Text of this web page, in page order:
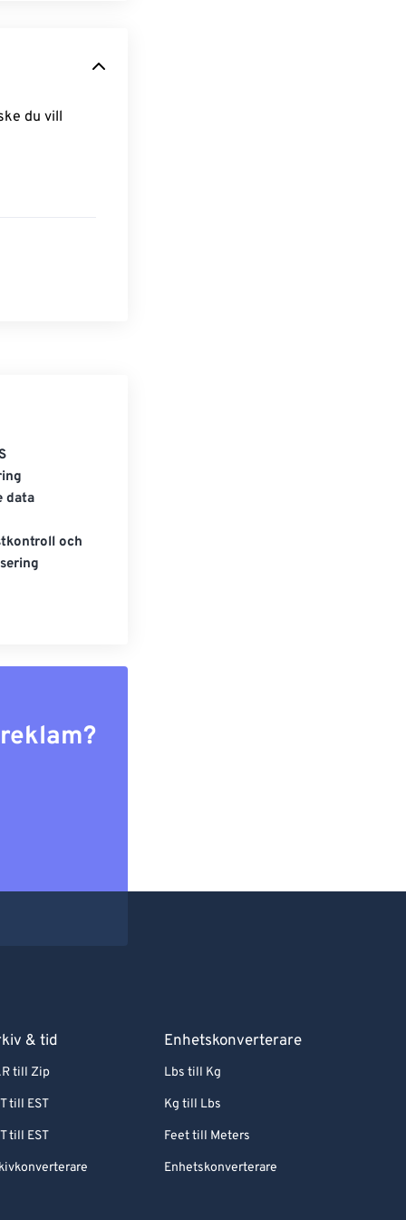
data
och
& tid
till Zip
till EST
till EST
Enhetskonverterare
Lbs till Kg
Kg till Lbs
Feet till Meters
Enhetskonverterare